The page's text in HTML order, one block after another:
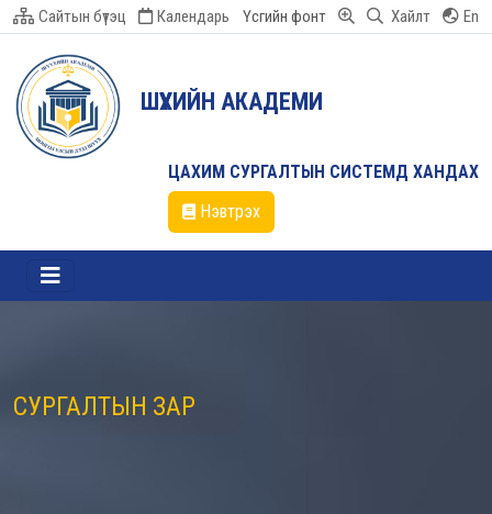
Сайтын бүтэц Календарь Үсгийн фонт Хайлт En
ШҮҮХИЙН АКАДЕМИ
ЦАХИМ СУРГАЛТЫН СИСТЕМД ХАНДАХ
Нэвтрэх
СУРГАЛТЫН ЗАР